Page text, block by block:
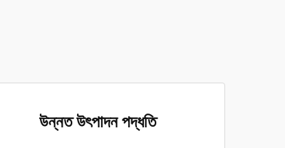
উন্নত উৎপাদন পদ্ধতি